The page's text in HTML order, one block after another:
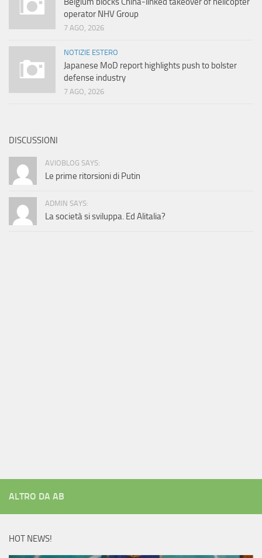
operator NHV Group
7 AGO, 2026
NOTIZIE ESTERO
Japanese MoD report highlights push to bolster
defense industry
7 AGO, 2026
DISCUSSIONI
AVIOBLOG SAYS:
Le prime ritorsioni di Putin
ADMIN SAYS:
La società si sviluppa. Ed Alitalia?
ALTRO DA AB
HOT NEWS!